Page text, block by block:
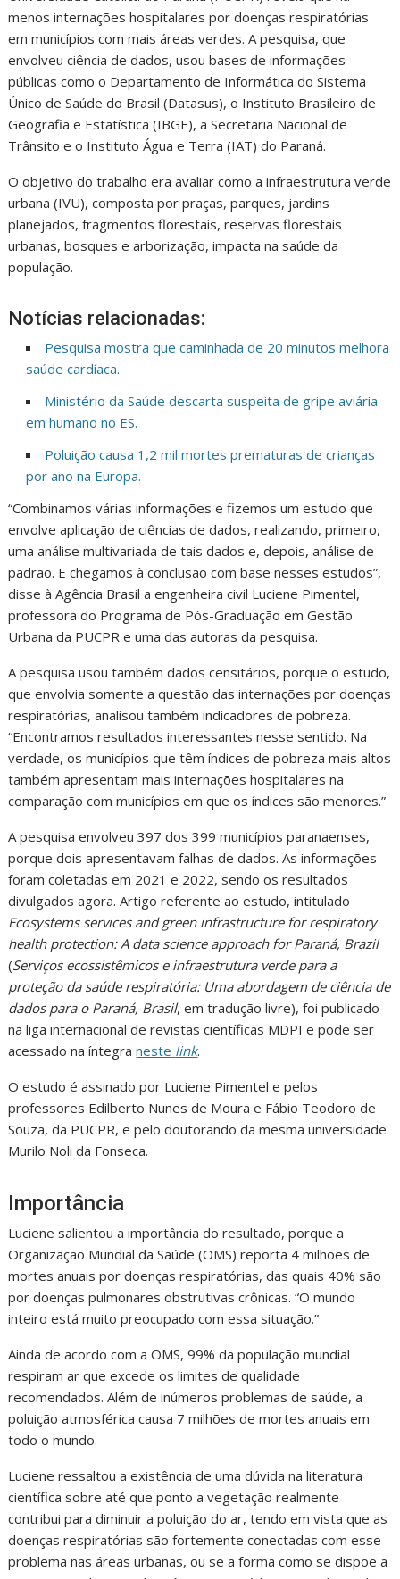
menos internações hospitalares por doenças respiratórias
em municípios com mais áreas verdes. A pesquisa, que
envolveu ciência de dados, usou bases de informações
públicas como o Departamento de Informática do Sistema
Único de Saúde do Brasil (Datasus), o Instituto Brasileiro de
Geografia e Estatística (IBGE), a Secretaria Nacional de
Trânsito e o Instituto Água e Terra (IAT) do Paraná.
O objetivo do trabalho era avaliar como a infraestrutura verde
urbana (IVU), composta por praças, parques, jardins
planejados, fragmentos florestais, reservas florestais
urbanas, bosques e arborização, impacta na saúde da
população.
Notícias relacionadas:
Pesquisa mostra que caminhada de 20 minutos melhora
saúde cardíaca.
Ministério da Saúde descarta suspeita de gripe aviária
em humano no ES.
Poluição causa 1,2 mil mortes prematuras de crianças
por ano na Europa.
“Combinamos várias informações e fizemos um estudo que
envolve aplicação de ciências de dados, realizando, primeiro,
uma análise multivariada de tais dados e, depois, análise de
padrão. E chegamos à conclusão com base nesses estudos”,
disse à Agência Brasil a engenheira civil Luciene Pimentel,
professora do Programa de Pós-Graduação em Gestão
Urbana da PUCPR e uma das autoras da pesquisa.
A pesquisa usou também dados censitários, porque o estudo,
que envolvia somente a questão das internações por doenças
respiratórias, analisou também indicadores de pobreza.
“Encontramos resultados interessantes nesse sentido. Na
verdade, os municípios que têm índices de pobreza mais altos
também apresentam mais internações hospitalares na
comparação com municípios em que os índices são menores.”
A pesquisa envolveu 397 dos 399 municípios paranaenses,
porque dois apresentavam falhas de dados. As informações
foram coletadas em 2021 e 2022, sendo os resultados
divulgados agora. Artigo referente ao estudo, intitulado
Ecosystems services and green infrastructure for respiratory
health protection: A data science approach for Paraná, Brazil
(Serviços ecossistêmicos e infraestrutura verde para a
proteção da saúde respiratória: Uma abordagem de ciência de
dados para o Paraná, Brasil, em tradução livre), foi publicado
na liga internacional de revistas científicas MDPI e pode ser
acessado na íntegraneste link.
O estudo é assinado por Luciene Pimentel e pelos
professores Edilberto Nunes de Moura e Fábio Teodoro de
Souza, da PUCPR, e pelo doutorando da mesma universidade
Murilo Noli da Fonseca.
Importância
Luciene salientou a importância do resultado, porque a
Organização Mundial da Saúde (OMS) reporta 4 milhões de
mortes anuais por doenças respiratórias, das quais 40% são
por doenças pulmonares obstrutivas crônicas. “O mundo
inteiro está muito preocupado com essa situação.”
Ainda de acordo com a OMS, 99% da população mundial
respiram ar que excede os limites de qualidade
recomendados. Além de inúmeros problemas de saúde, a
poluição atmosférica causa 7 milhões de mortes anuais em
todo o mundo.
Luciene ressaltou a existência de uma dúvida na literatura
científica sobre até que ponto a vegetação realmente
contribui para diminuir a poluição do ar, tendo em vista que as
doenças respiratórias são fortemente conectadas com esse
problema nas áreas urbanas, ou se a forma como se dispõe a